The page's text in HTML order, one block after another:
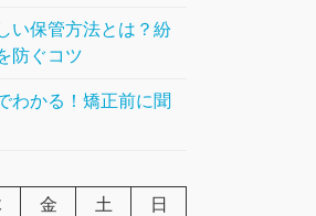
い保管方法とは？紛
防ぐコツ
わかる！矯正前に聞
金 土
日